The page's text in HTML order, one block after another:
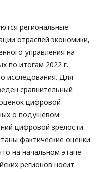
региональные
отраслей экономики,
управления на
по итогам 2022 г.
исследования. Для
сравнительный
цифровой
о подушевом
цифровой зрелости
фактические оценки
на начальном этапе
регионов носит